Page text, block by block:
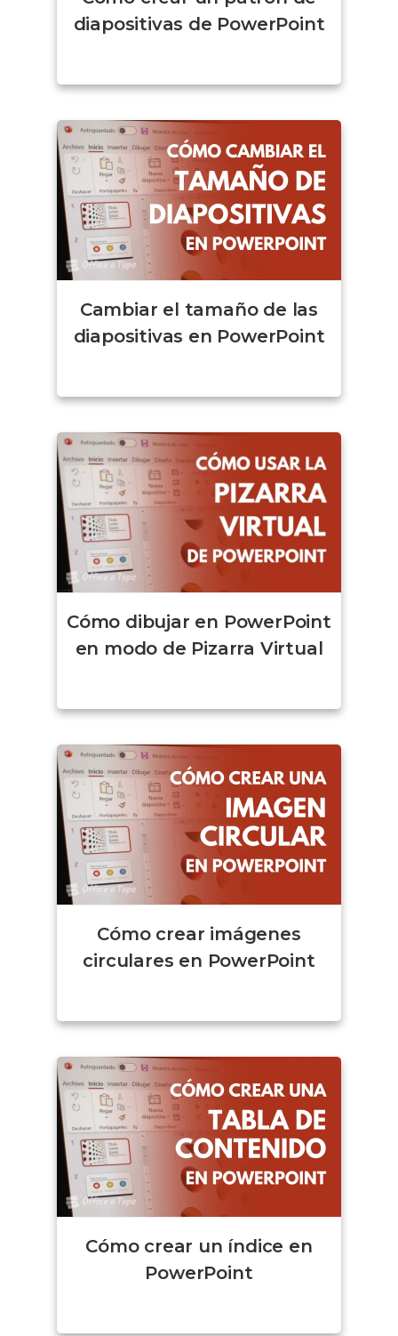
diapositivas de PowerPoint
Cambiar el tamaño de las
diapositivas en PowerPoint
Cómo dibujar en PowerPoint
en modo de Pizarra Virtual
Cómo crear imágenes
circulares en PowerPoint
Cómo crear un índice en
PowerPoint